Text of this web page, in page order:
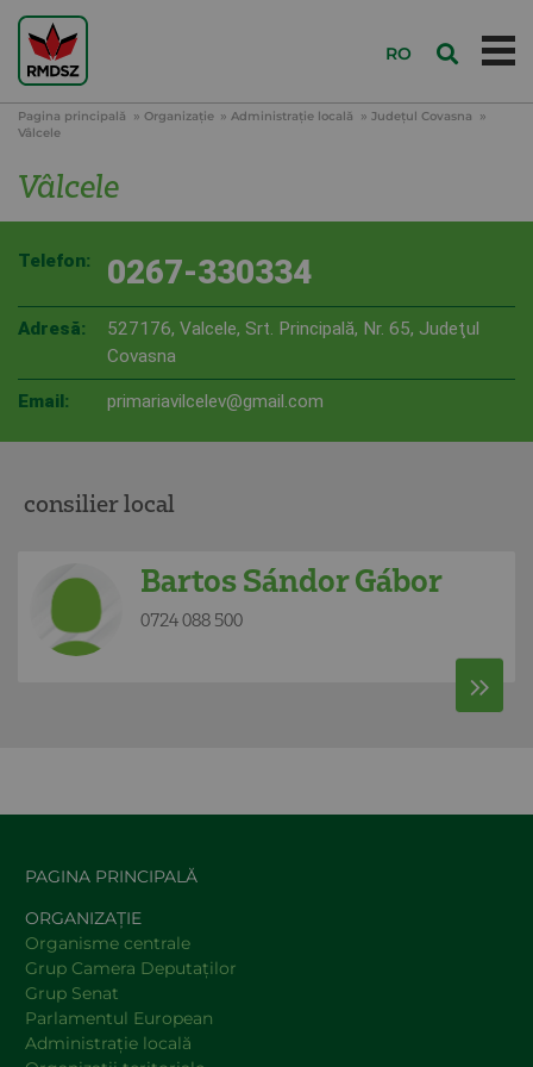
RO
Pagina principală Organizație Administraţie locală
Judeţul Covasna
Vâlcele
Vâlcele
Telefon: 0267-330334
Adresă:
527176, Valcele, Srt. Principală, Nr. 65, Judeţul
Covasna
Email: primariavilcelev@gmail.com
consilier local
Bartos Sándor Gábor
0724 088 500
PAGINA PRINCIPALĂ
ORGANIZAȚIE
Organisme centrale
Grup Camera Deputaţilor
Grup Senat
Parlamentul European
Administraţie locală